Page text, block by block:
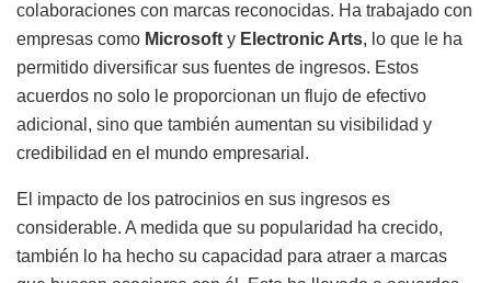
colaboraciones con marcas reconocidas. Ha trabajado con
empresas como Microsoft y Electronic Arts, lo que le ha
permitido diversificar sus fuentes de ingresos. Estos
acuerdos no solo le proporcionan un flujo de efectivo
adicional, sino que también aumentan su visibilidad y
credibilidad en el mundo empresarial.
El impacto de los patrocinios en sus ingresos es
considerable. A medida que su popularidad ha crecido,
también lo ha hecho su capacidad para atraer a marcas